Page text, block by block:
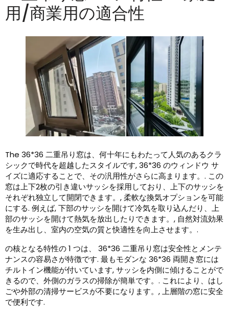
用/商業用の適合性
The 36*36 二重吊り窓は、何十年にもわたって人気のあるクラ
シックで時代を超越したスタイルです, 36*36 のウィンドウ サ
イズに適応することで、その汎用性がさらに高まります。. この
窓は上下2枚の引き違いサッシを採用しており、上下のサッシを
それぞれ独立して開閉できます。, 柔軟な換気オプションを可能
にする. 例えば, 下部のサッシを開けて冷気を取り込んだり、上
部のサッシを開けて熱気を放出したりできます。, 自然対流効果
を生み出し、室内の空気の質と快適性を向上させます。.
の核となる特性の 1 つは、 36*36 二重吊り窓は安全性とメンテ
ナンスの容易さが特徴です. 最もモダンな 36*36 両開き窓には
チルトイン機能が付いています, サッシを内側に傾けることがで
きるので、外側のガラスの掃除が簡単です。. これにより、はし
ごや外部の清掃サービスが不要になります。, 上層階の窓に安全
で便利です.